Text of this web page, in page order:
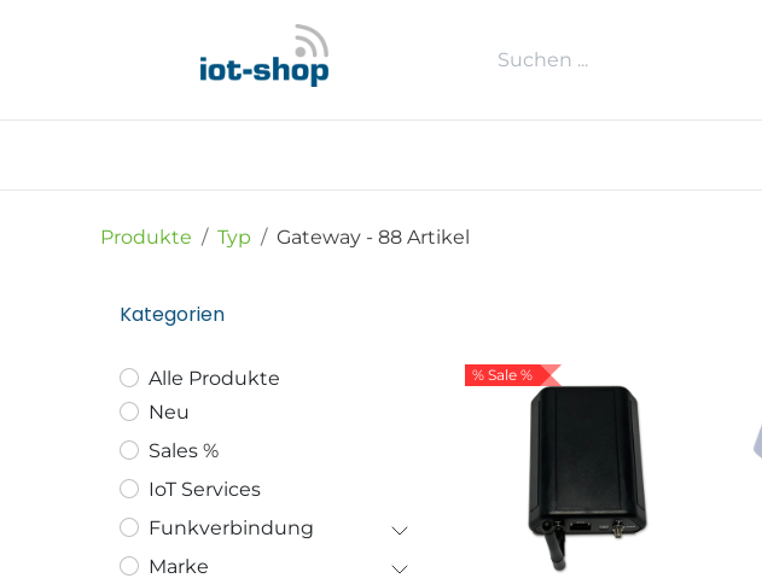
Produkte Typ Gateway- 88 Artikel
Kategorien
Alle Produkte
Neu
Sales %
IoT Services
Funkverbindung
Marke
% Sale %